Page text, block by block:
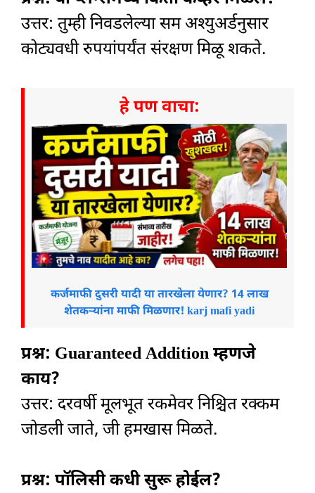
उत्तर: तुम्ही निवडलेल्या सम अश्युअर्डनुसार
कोट्यवधी रुपयांपर्यंत संरक्षण मिळू शकते.
हे पण वाचा:
कर्जमाफी दुसरी यादी या तारखेला येणार? 14 लाख
शेतकऱ्यांना माफी मिळणार! karj mafi yadi
प्रश्न: Guaranteed Addition म्हणजे
काय?
उत्तर: दरवर्षी मूलभूत रकमेवर निश्चित रक्कम
जोडली जाते, जी हमखास मिळते.
प्रश्न: पॉलिसी कधी सुरू होईल?